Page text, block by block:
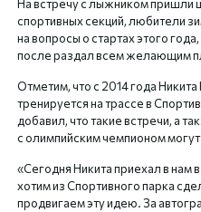
На встречу с лыжником пришли
спортивных секций, любители
на вопросы о стартах этого
после раздал всем желающим
Отметим, что с 2014 года
тренируется на трассе в
добавил, что такие встречи, а
с олимпийским чемпионом
«Сегодня Никита приехал в нам
хотим из Спортивного парка
продвигаем эту идею. За